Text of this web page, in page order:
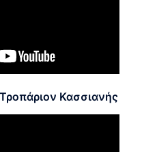
Κασσιανής